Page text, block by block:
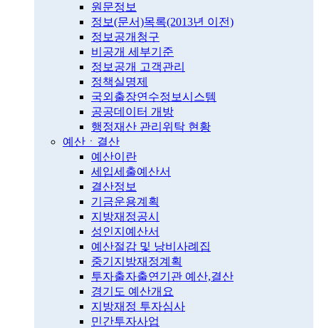
원문정보
정보(문서)목록(2013년 이전)
정보공개청구
비공개 세부기준
정보공개 고객관리
정책실명제
국외출장연수정보시스템
공공데이터 개방
행정재산 관리위탁 현황
예산ㆍ결산
예산이란
세입세출예산서
결산정보
기금운용계획
지방재정공시
성인지예산서
예산절감 및 낭비사례집
중기지방재정계획
투자출자출연기관 예산,결산
경기도 예산개요
지방재정 투자심사
민간투자사업